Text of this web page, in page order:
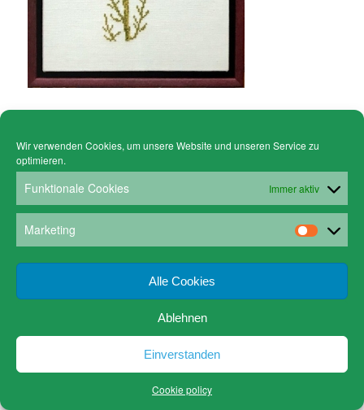
Wir verwenden Cookies, um unsere Website und unseren Service zu
optimieren.
Funktionale Cookies Immer aktiv
Marketing
Alle Cookies
Ablehnen
Einverstanden
Cookie policy
© Copyright - Gruen Stickgalerie -
Cookie policy (EU)
www.gruen-kunstrahmungen.com Impressum / Kontakt